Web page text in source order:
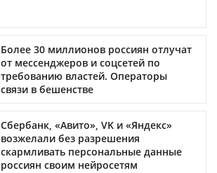
Более 30 миллионов россиян отлучат
от мессенджеров и соцсетей по
требованию властей. Операторы
связи в бешенстве
Сбербанк, «Авито», VK и «Яндекс»
возжелали без разрешения
скармливать персональные данные
россиян своим нейросетям